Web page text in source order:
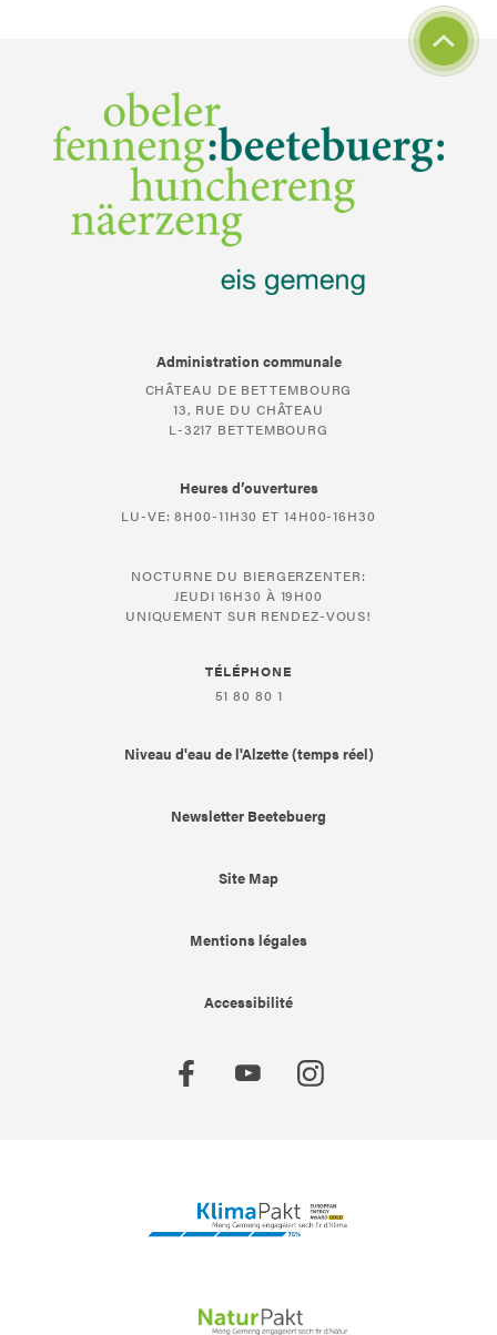
Administration communale
CHÂTEAU DE BETTEMBOURG
13, RUE DU CHÂTEAU
L-3217 BETTEMBOURG
Heures d’ouvertures
LU-VE: 8H00-11H30 ET 14H00-16H30
NOCTURNE DU BIERGERZENTER:
JEUDI 16H30 À 19H00
UNIQUEMENT SUR RENDEZ-VOUS!
TÉLÉPHONE
51 80 80 1
Niveau d'eau de l'Alzette (temps réel)
Newsletter Beetebuerg
Site Map
Mentions légales
Accessibilité